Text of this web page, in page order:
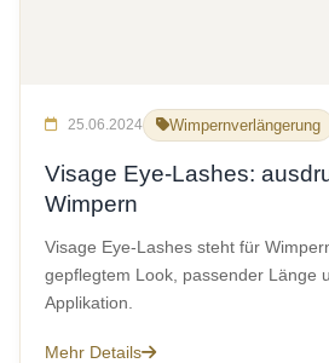
25.06.2024 Wimpernverlängerung
Visage Eye-Lashes:
Wimpern
Visage Eye-Lashes steht für
gepflegtem Look, passender Länge
Applikation.
Mehr Details